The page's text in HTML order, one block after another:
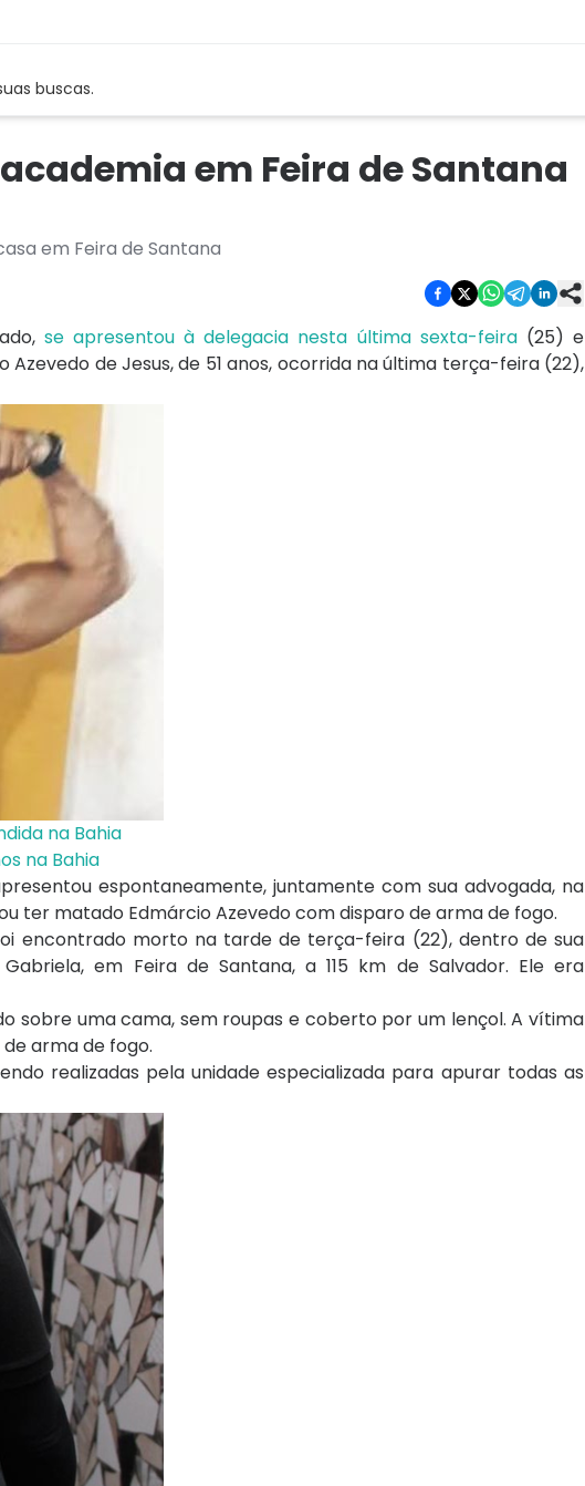
buscas.
em Feira de Santana
em Feira de Santana
se apresentou à delegacia nesta última sexta-feira(25) e
de Jesus, de 51 anos, ocorrida na última terça-feira (22),
na Bahia
na Bahia
espontaneamente, juntamente com sua advogada, na
ter matado Edmárcio Azevedo com disparo de arma de fogo.
encontrado morto na tarde de terça-feira (22), dentro de sua
em Feira de Santana, a 115 km de Salvador. Ele era
sobre uma cama, sem roupas e coberto por um lençol. A vítima
arma de fogo.
realizadas pela unidade especializada para apurar todas as